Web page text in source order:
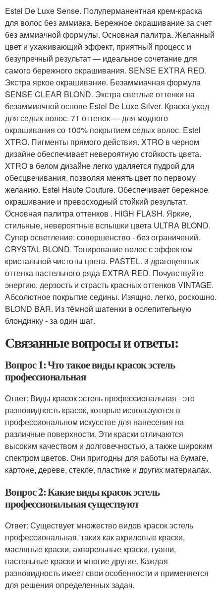
Estel De Luxe Sense. Полуперманентная крем-краска
для волос без аммиака. Бережное окрашивание за счет
без аммиачной формулы. Основная палитра. Желанный
цвет и ухаживающий эффект, приятный процесс и
безупречный результат — идеальное сочетание для
самого бережного окрашивания. SENSE EXTRA RED.
Экстра яркое окрашивание. Безаммиачная формула
SENSE CLEAR BLOND. Экстра светлые оттенки на
безаммиачной основе Estel De Luxe Silver. Краска-уход
для седых волос. 71 оттенок — для модного
окрашивания со 100% покрытием седых волос. Estel
XTRO. Пигменты прямого действия. XTRO в черном
дизайне обеспечивает невероятную стойкость цвета.
XTRO в белом дизайне легко удаляется пудрой для
обесцвечивания, позволяя менять цвет по первому
желанию. Estel Haute Couture. Обеспечивает бережное
окрашивание и превосходный стойкий результат.
Основная палитра оттенков . HIGH FLASH. Яркие,
стильные, невероятные вспышки цвета ULTRA BLOND.
Супер осветление: совершенство - без ограничений.
CRYSTAL BLOND. Тонирование волос с эффектом
кристальной чистоты цвета. PASTEL. 3 драгоценных
оттенка пастельного ряда EXTRA RED. Почувствуйте
энергию, дерзость и страсть красных оттенков VINTAGE.
Абсолютное покрытие седины. Изящно, легко, роскошно.
BLOND BAR. Из тёмной шатенки в ослепительную
блондинку - за один шаг.
Связанные вопросы и ответы:
Вопрос 1: Что такое виды красок эстель
профессиональная
Ответ: Виды красок эстель профессиональная - это
разновидность красок, которые используются в
профессиональном искусстве для нанесения на
различные поверхности. Эти краски отличаются
высоким качеством и долговечностью, а также широким
спектром цветов. Они пригодны для работы на бумаге,
картоне, дереве, стекле, пластике и других материалах.
Вопрос 2: Какие виды красок эстель
профессиональная существуют
Ответ: Существует множество видов красок эстель
профессиональная, таких как акриловые краски,
масляные краски, акварельные краски, гуаши,
пастельные краски и многие другие. Каждая
разновидность имеет свои особенности и применяется
для решения определенных задач.